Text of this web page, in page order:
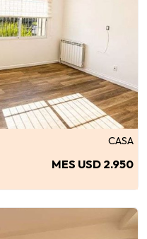
CASA
MES USD 2.950